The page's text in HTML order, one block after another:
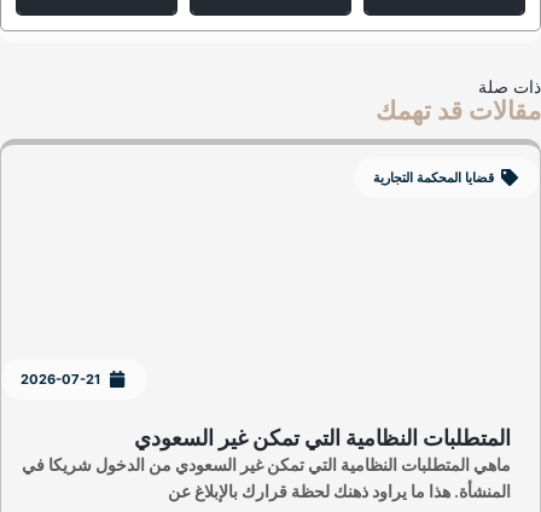
صلة
قد تهمك
قضايا المحكمة التجارية
2026-07-21
المتطلبات النظامية التي تمكن غير السعودي
ماهي المتطلبات النظامية التي تمكن غير السعودي من الدخول شريكا في
المنشأة. هذا ما يراود ذهنك لحظة قرارك بالإبلاغ عن